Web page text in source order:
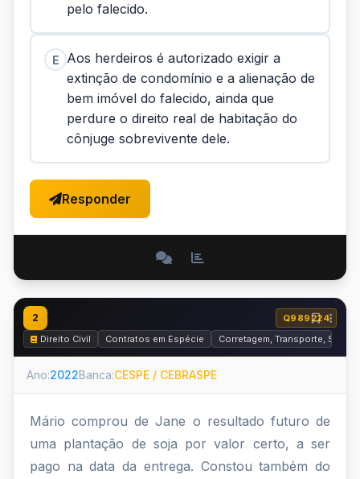
pelo falecido.
E
Aos herdeiros é autorizado exigir a
extinção de condomínio e a alienação de
bem imóvel do falecido, ainda que
perdure o direito real de habitação do
cônjuge sobrevivente dele.
Responder
2
Q989224
Direito Civil
Contratos em Espécie Corretagem, Transporte,
Ano:2022Banca:CESPE / CEBRASPE
Mário comprou de Jane o resultado futuro de
uma plantação de soja por valor certo, a ser
pago na data da entrega. Constou também do